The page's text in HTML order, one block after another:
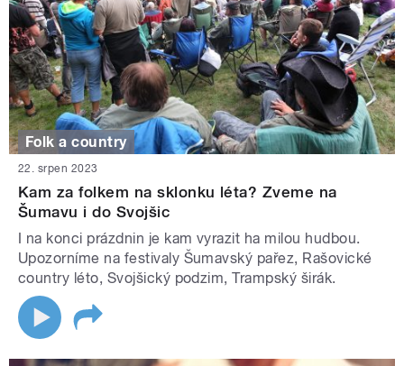
Folk a country
22. srpen 2023
Kam za folkem na sklonku léta? Zveme na
Šumavu i do Svojšic
I na konci prázdnin je kam vyrazit ha milou hudbou.
Upozorníme na festivaly Šumavský pařez, Rašovické
country léto, Svojšický podzim, Trampský širák.